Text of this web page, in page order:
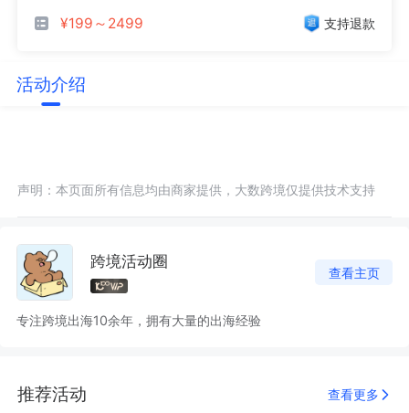
¥199～2499 支持退款
活动介绍
声明：本页面所有信息均由商家提供，大数跨境仅提供技术支持
跨境活动圈
查看主页
专注跨境出海10余年，拥有大量的出海经验
推荐活动 查看更多